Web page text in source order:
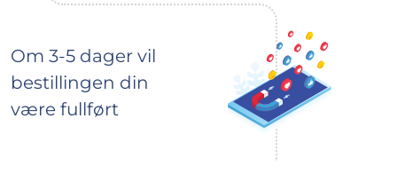
Om 3-5 dager vil
bestillingen din
være fullført